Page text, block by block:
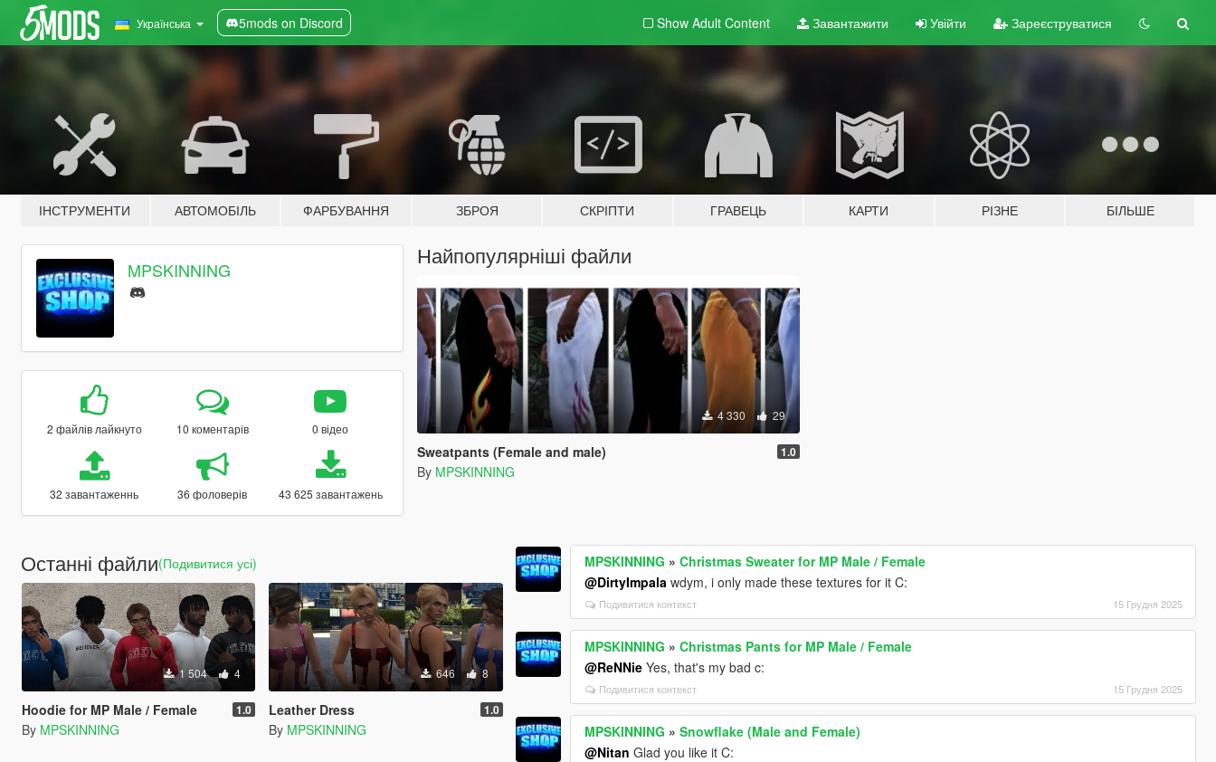
Українська 5mods on Discord Show Adult Content Завантажити Увійти Зареєструватися
ІНСТРУМЕНТИ АВТОМОБІЛЬ ФАРБУВАННЯ ЗБРОЯ СКРІПТИ ГРАВЕЦЬ КАРТИ РІЗНЕ БІЛЬШЕ
MPSKINNING
2 файлів лайкнуто 10 коментарів 0 відео
32 завантаженнь 36 фоловерів 43 625 завантажень
Найпопулярніші файли
4 330 29
Sweatpants (Female and male) 1.0
By MPSKINNING
Останні файли(Подивитися усі)
1 504 4
Hoodie for MP Male / Female 1.0
By MPSKINNING
646 8
Leather Dress 1.0
By MPSKINNING
MPSKINNING »Christmas Sweater for MP Male / Female
@DirtyImpala wdym, i only made these textures for it C:
Подивитися контекст 15 Грудня 2025
MPSKINNING »Christmas Pants for MP Male / Female
@ReNNie Yes, that's my bad c:
Подивитися контекст 15 Грудня 2025
MPSKINNING »Snowflake (Male and Female)
@Nitan Glad you like it C: